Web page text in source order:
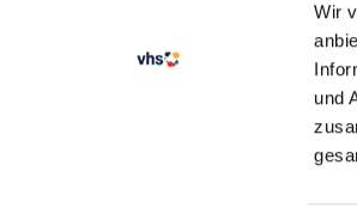
Wir
und
KURSANGEBOT